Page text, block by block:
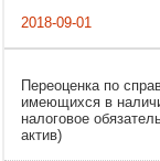
Переоценка по
имеющихся в
налоговое
актив)